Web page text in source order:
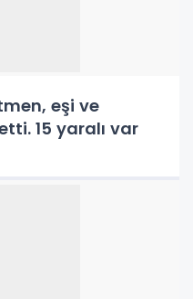
eşi ve
15 yaralı var